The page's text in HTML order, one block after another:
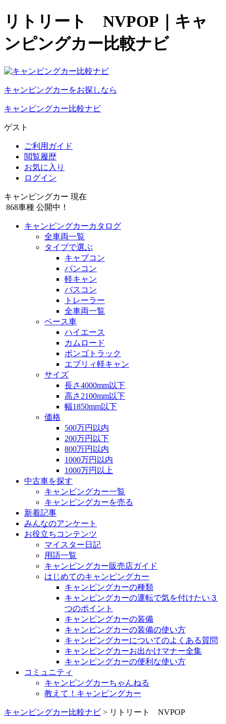
リトリート NVPOP｜キャ
ンピングカー比較ナビ
キャンピングカーをお探しなら
キャンピングカー比較ナビ
ゲスト
ご利用ガイド
閲覧履歴
お気に入り
ログイン
キャンピングカー 現在
868車種 公開中！
キャンピングカーカタログ
全車両一覧
タイプで選ぶ
キャブコン
バンコン
軽キャン
バスコン
トレーラー
全車両一覧
ベース車
ハイエース
カムロード
ボンゴトラック
エブリィ軽キャン
サイズ
長さ4000mm以下
高さ2100mm以下
幅1850mm以下
価格
500万円以内
200万円以下
800万円以内
1000万円以内
1000万円以上
中古車を探す
キャンピングカー一覧
キャンピングカーを売る
新着記事
みんなのアンケート
お役立ちコンテンツ
マイスター日記
用語一覧
キャンピングカー販売店ガイド
はじめてのキャンピングカー
キャンピングカーの種類
キャンピングカーの運転で気を付けたい３
つのポイント
キャンピングカーの装備
キャンピングカーの装備の使い方
キャンピングカーについてのよくある質問
キャンピングカーお出かけマナー全集
キャンピングカーの便利な使い方
コミュニティ
キャンピングカーちゃんねる
教えて！キャンピングカー
キャンピングカー比較ナビ > リトリート NVPOP